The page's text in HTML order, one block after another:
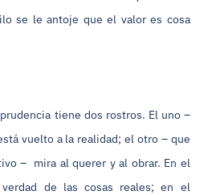
se le antoje que el valor es cosa
tiene dos rostros. El uno –
vuelto a la realidad; el otro – que
– mira al querer y al obrar. En el
de las cosas reales; en el